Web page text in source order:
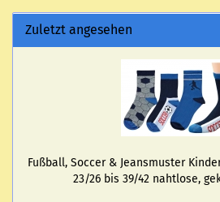
Zuletzt angesehen
Fuß­ball, Soc­cer & Jeans­mus­ter
23/26 bis 39/42 naht­lo­se,